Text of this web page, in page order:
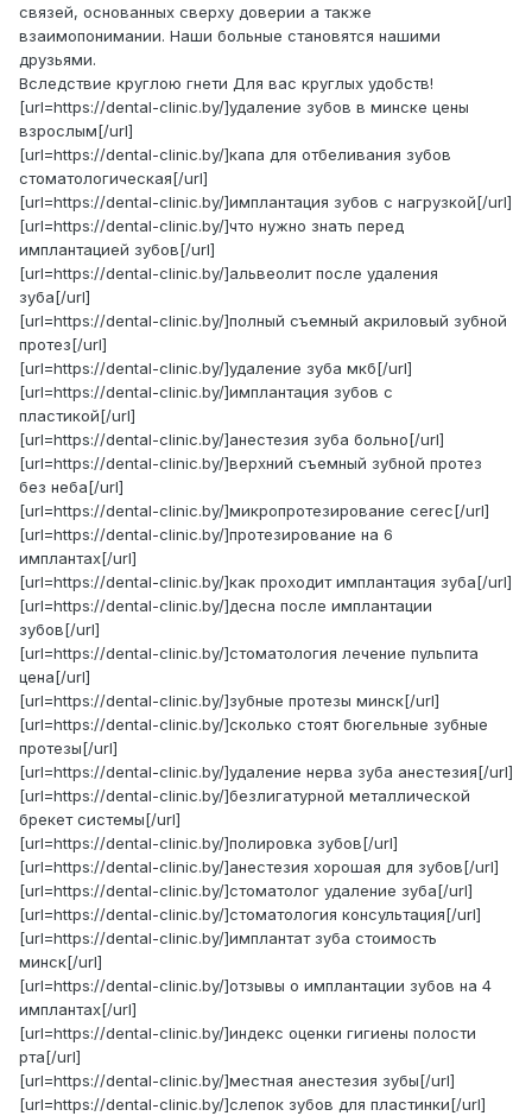
связей, основанных сверху доверии а также
взаимопонимании. Наши больные становятся нашими
друзьями.
Вследствие круглою гнети Для вас круглых удобств!
[url=https://dental-clinic.by/]удаление зубов в минске цены
взрослым[/url]
[url=https://dental-clinic.by/]капа для отбеливания зубов
стоматологическая[/url]
[url=https://dental-clinic.by/]имплантация зубов с нагрузкой[/url]
[url=https://dental-clinic.by/]что нужно знать перед
имплантацией зубов[/url]
[url=https://dental-clinic.by/]альвеолит после удаления
зуба[/url]
[url=https://dental-clinic.by/]полный съемный акриловый зубной
протез[/url]
[url=https://dental-clinic.by/]удаление зуба мкб[/url]
[url=https://dental-clinic.by/]имплантация зубов с
пластикой[/url]
[url=https://dental-clinic.by/]анестезия зуба больно[/url]
[url=https://dental-clinic.by/]верхний съемный зубной протез
без неба[/url]
[url=https://dental-clinic.by/]микропротезирование cerec[/url]
[url=https://dental-clinic.by/]протезирование на 6
имплантах[/url]
[url=https://dental-clinic.by/]как проходит имплантация зуба[/url]
[url=https://dental-clinic.by/]десна после имплантации
зубов[/url]
[url=https://dental-clinic.by/]стоматология лечение пульпита
цена[/url]
[url=https://dental-clinic.by/]зубные протезы минск[/url]
[url=https://dental-clinic.by/]сколько стоят бюгельные зубные
протезы[/url]
[url=https://dental-clinic.by/]удаление нерва зуба анестезия[/url]
[url=https://dental-clinic.by/]безлигатурной металлической
брекет системы[/url]
[url=https://dental-clinic.by/]полировка зубов[/url]
[url=https://dental-clinic.by/]анестезия хорошая для зубов[/url]
[url=https://dental-clinic.by/]стоматолог удаление зуба[/url]
[url=https://dental-clinic.by/]стоматология консультация[/url]
[url=https://dental-clinic.by/]имплантат зуба стоимость
минск[/url]
[url=https://dental-clinic.by/]отзывы о имплантации зубов на 4
имплантах[/url]
[url=https://dental-clinic.by/]индекс оценки гигиены полости
рта[/url]
[url=https://dental-clinic.by/]местная анестезия зубы[/url]
[url=https://dental-clinic.by/]слепок зубов для пластинки[/url]